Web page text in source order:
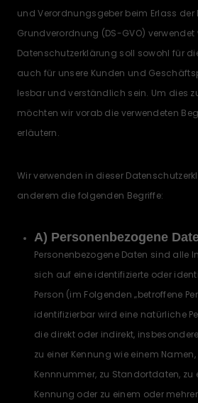
und Verordnungsgeber beim Erlass
Grundverordnung (DS-GVO) verwendet
Datenschutzerklärung soll sowohl für
auch für unsere Kunden und
lesbar und verständlich sein. Um dies
möchten wir vorab die verwendeten
erläutern.
Wir verwenden in dieser
anderem die folgenden Begriffe:
A) Personenbezogene
Personenbezogene Daten sind alle
sich auf eine identifizierte oder
Person (im Folgenden „betroffene
identifizierbar wird eine natürliche
die direkt oder indirekt,
zu einer Kennung wie einem Namen,
Kennnummer, zu Standortdaten, zu
Kennung oder zu einem oder